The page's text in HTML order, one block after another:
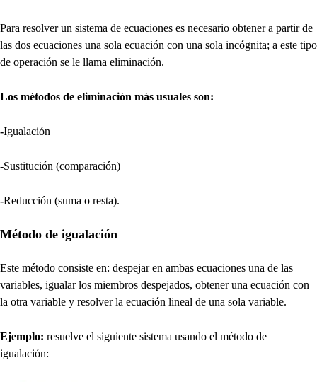
Para resolver un sistema de ecuaciones es necesario obtener a partir de
las dos ecuaciones una sola ecuación con una sola incógnita; a este tipo
de operación se le llama eliminación.
Los métodos de eliminación más usuales son:
-Igualación
-Sustitución (comparación)
-Reducción (suma o resta).
Método de igualación
Este método consiste en: despejar en ambas ecuaciones una de las
variables, igualar los miembros despejados, obtener una ecuación con
la otra variable y resolver la ecuación lineal de una sola variable.
Ejemplo: resuelve el siguiente sistema usando el método de
igualación: